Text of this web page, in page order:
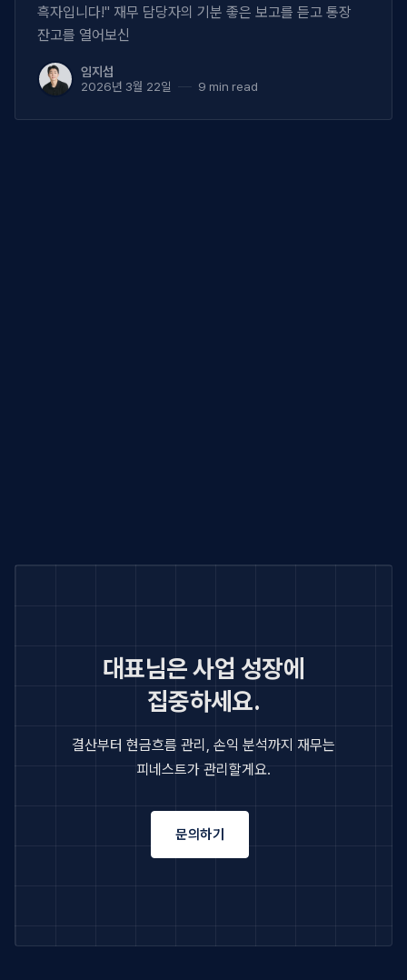
흑자입니다!" 재무 담당자의 기분 좋은 보고를 듣고 통장
잔고를 열어보신
임지섭
2026년 3월 22일 9 min read
대표님은 사업 성장에
집중하세요.
결산부터 현금흐름 관리, 손익 분석까지 재무는
피네스트가 관리할게요.
문의하기